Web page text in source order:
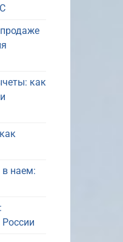
как
наем:
России